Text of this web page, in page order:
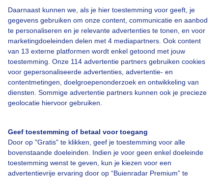
Daarnaast kunnen we, als je hier toestemming voor geeft, je
gegevens gebruiken om onze content, communicatie en aanbod
te personaliseren en je relevante advertenties te tonen, en voor
marketingdoeleinden delen met 4 mediapartners. Ook content
van 13 externe platformen wordt enkel getoond met jouw
toestemming. Onze 114 advertentie partners gebruiken cookies
voor gepersonaliseerde advertenties, advertentie- en
contentmetingen, doelgroepenonderzoek en ontwikkeling van
diensten. Sommige advertentie partners kunnen ook je precieze
geolocatie hiervoor gebruiken.
Geef toestemming of betaal voor toegang
Door op "Gratis" te klikken, geef je toestemming voor alle
bovenstaande doeleinden. Indien je voor geen enkel doeleinde
toestemming wenst te geven, kun je kiezen voor een
advertentievrije ervaring door op “Buienradar Premium” te
Een moment geduld aub...
Over Buienradar
Bedrijfsgegevens
Veelgestelde vragen
Contact